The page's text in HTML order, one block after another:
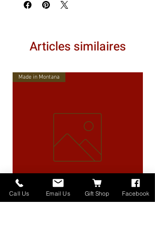
Articles similaires
Made in Montana
Call Us Email Us Gift Shop Facebook